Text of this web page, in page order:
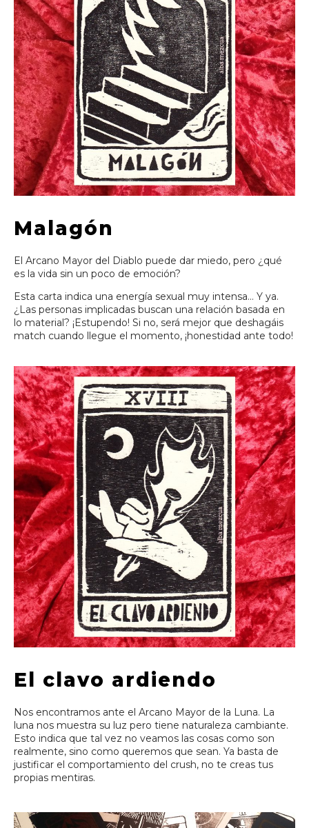
Malagón
El Arcano Mayor del Diablo puede dar miedo, pero ¿qué
es la vida sin un poco de emoción?
Esta carta indica una energía sexual muy intensa… Y ya.
¿Las personas implicadas buscan una relación basada en
lo material? ¡Estupendo! Si no, será mejor que deshagáis
match cuando llegue el momento, ¡honestidad ante todo!
El clavo ardiendo
Nos encontramos ante el Arcano Mayor de la Luna. La
luna nos muestra su luz pero tiene naturaleza cambiante.
Esto indica que tal vez no veamos las cosas como son
realmente, sino como queremos que sean. Ya basta de
justificar el comportamiento del crush, no te creas tus
propias mentiras.